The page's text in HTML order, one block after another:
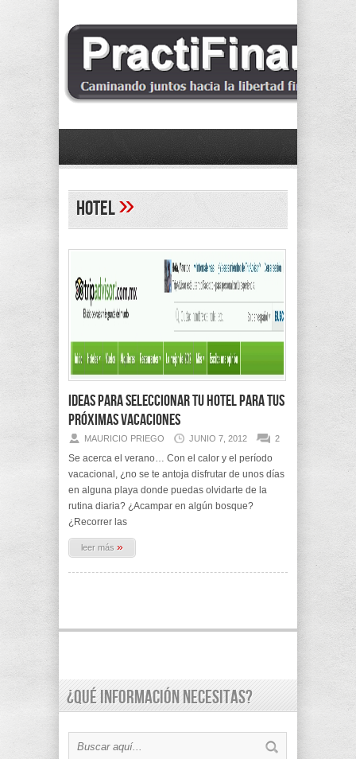
hotel»
Ideas para seleccionar tu hotel para tus
próximas vacaciones
MAURICIO PRIEGO JUNIO 7, 2012 2
Se acerca el verano… Con el calor y el período
vacacional, ¿no se te antoja disfrutar de unos días
en alguna playa donde puedas olvidarte de la
rutina diaria? ¿Acampar en algún bosque?
¿Recorrer las
leer más »
¿Qué información necesitas?